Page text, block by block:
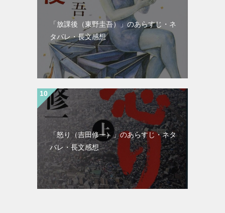
「放課後（東野圭吾）」のあらすじ・ネ
タバレ・長文感想
「怒り（吉田修一）」のあらすじ・ネタ
バレ・長文感想